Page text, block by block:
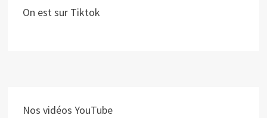
On est sur Tiktok
Nos vidéos YouTube